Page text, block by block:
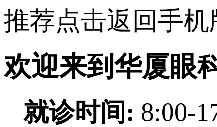
推荐点击返回手机
欢迎来到华厦眼
就诊时间: 8:00-